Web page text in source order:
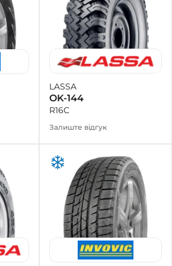
LASSA
OK-144
R16C
Залиште відгук